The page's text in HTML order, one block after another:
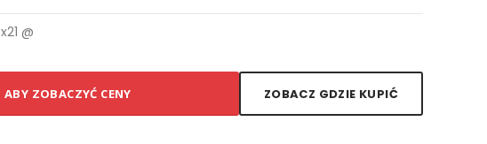
@
ABY ZOBACZYĆ CENY ZOBACZ GDZIE KUPIĆ